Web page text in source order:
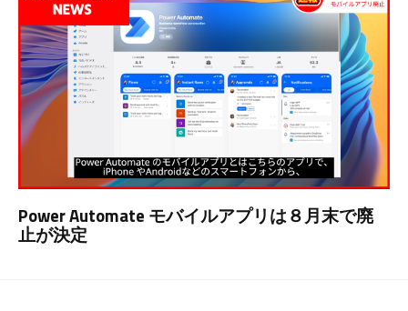
Power Automate モバイルアプリは８月末で廃
止が決定